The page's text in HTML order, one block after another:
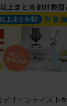
上まとめ割対象商
ザインテイスト